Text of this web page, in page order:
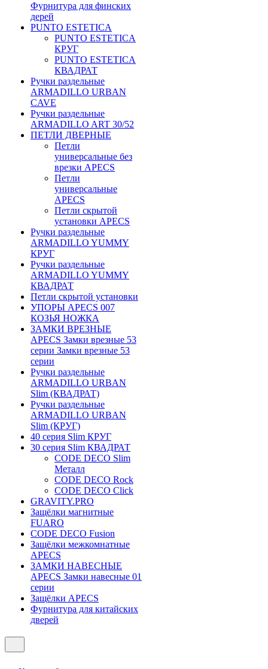
Фурнитура для финских
дерей
PUNTO ESTETICA
PUNTO ESTETICA
КРУГ
PUNTO ESTETICA
КВАДРАТ
Ручки раздельные
ARMADILLO URBAN
CAVE
Ручки раздельные
ARMADILLO ART 30/52
ПЕТЛИ ДВЕРНЫЕ
Петли
универсальные без
врезки APECS
Петли
универсальные
APECS
Петли скрытой
установки APECS
Ручки раздельные
ARMADILLO YUMMY
КРУГ
Ручки раздельные
ARMADILLO YUMMY
КВАДРАТ
Петли скрытой установки
УПОРЫ APECS 007
КОЗЬЯ НОЖКА
ЗАМКИ ВРЕЗНЫЕ
APECS Замки врезные 53
серии Замки врезные 53
серии
Ручки раздельные
ARMADILLO URBAN
Slim (КВАДРАТ)
Ручки раздельные
ARMADILLO URBAN
Slim (КРУГ)
40 серия Slim КРУГ
30 серия Slim КВАДРАТ
CODE DECO Slim
Металл
CODE DECO Rock
CODE DECO Click
GRAVITY.PRO
Защёлки магнитные
FUARO
CODE DECO Fusion
Защёлки межкомнатные
APECS
ЗАМКИ НАВЕСНЫЕ
APECS Замки навесные 01
серии
Защёлки APECS
Фурнитура для китайских
дверей